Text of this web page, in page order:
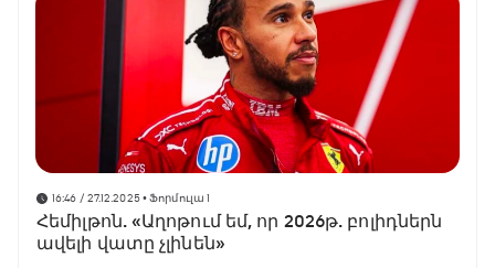
16:46 / 27.12.2025• Ֆորմուլա 1
Հեմիլթոն. «Աղոթում եմ, որ 2026թ. բոլիդներն
ավելի վատը չլինեն»